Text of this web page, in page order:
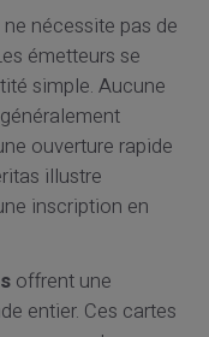
ne nécessite pas de
émetteurs se
simple. Aucune
ouverture rapide
illustre
inscription en
offrent une
entier. Ces cartes